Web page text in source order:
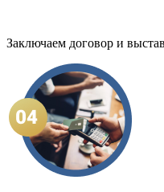
Заключаем договор и